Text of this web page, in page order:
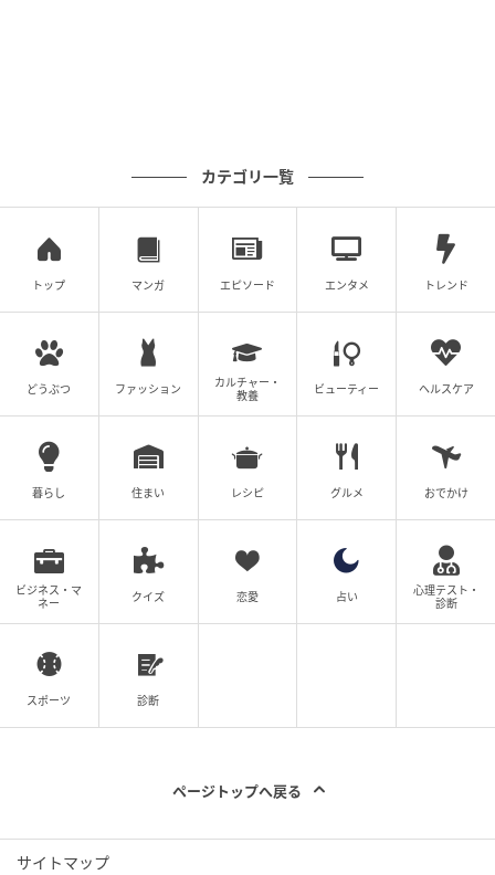
の記事をもっとみる
カテゴリ一覧
トップ マンガ エピソード エンタメ トレンド
どうぶつ ファッション
カルチャー・
教養
ビューティー ヘルスケア
暮らし 住まい レシピ グルメ おでかけ
ビジネス・マ
ネー
クイズ 恋愛 占い
心理テスト・
診断
スポーツ 診断
ページトップへ戻る
サイトマップ